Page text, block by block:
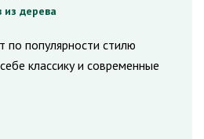
из дерева
по популярности стилю
классику и современные